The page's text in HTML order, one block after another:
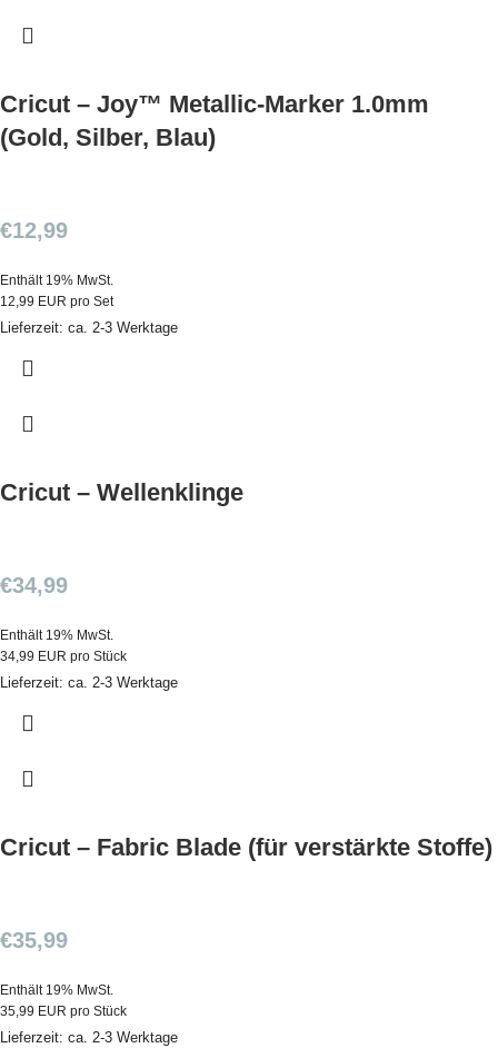
Cricut – Joy™ Metallic-Marker 1.0mm
(Gold, Silber, Blau)
€12,99
Enthält 19% MwSt.
12,99 EUR pro Set
Lieferzeit: ca. 2-3 Werktage
Cricut – Wellenklinge
€34,99
Enthält 19% MwSt.
34,99 EUR pro Stück
Lieferzeit: ca. 2-3 Werktage
Cricut – Fabric Blade (für verstärkte Stoffe)
€35,99
Enthält 19% MwSt.
35,99 EUR pro Stück
Lieferzeit: ca. 2-3 Werktage